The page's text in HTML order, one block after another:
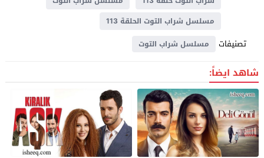
مسلسل شراب التوت الحلقة 113
تصنيفات مسلسل شراب التوت
شاهد ايضاً: